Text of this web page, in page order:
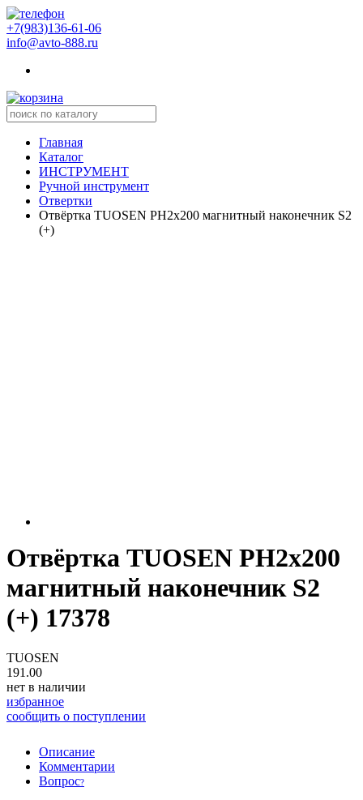
+7(983)136-61-06
info@avto-888.ru
Главная
Каталог
ИНСТРУМЕНТ
Ручной инструмент
Отвертки
Отвёртка TUOSEN PH2x200 магнитный наконечник S2
(+)
Отвёртка TUOSEN PH2x200
магнитный наконечник S2
(+) 17378
TUOSEN
191.00
нет в наличии
избранное
сообщить о поступлении
Описание
Комментарии
Вопрос?